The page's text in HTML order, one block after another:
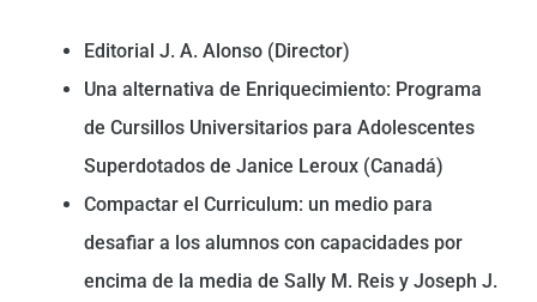
Editorial J. A. Alonso (Director)
Una alternativa de Enriquecimiento: Programa
de Cursillos Universitarios para Adolescentes
Superdotados de Janice Leroux (Canadá)
Compactar el Curriculum: un medio para
desafiar a los alumnos con capacidades por
encima de la media de Sally M. Reis y Joseph J.